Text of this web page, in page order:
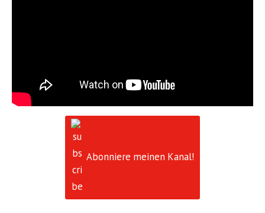
Abonniere meinen Kanal!